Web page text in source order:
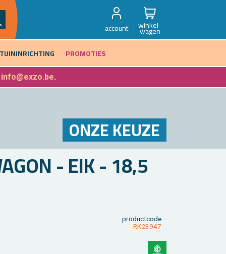
account winkel-
wagen
TUININRICHTING PROMOTIES
info@exzo.be.
ONZE KEUZE
- EIK - 18,5
product­code
RK23947